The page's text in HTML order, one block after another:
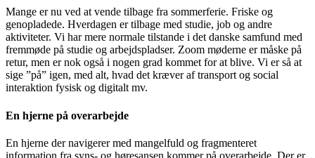
Mange er nu ved at vende tilbage fra sommerferie. Friske og
genopladede. Hverdagen er tilbage med studie, job og andre
aktiviteter. Vi har mere normale tilstande i det danske samfund med
fremmøde på studie og arbejdspladser. Zoom møderne er måske på
retur, men er nok også i nogen grad kommet for at blive. Vi er så at
sige ”på” igen, med alt, hvad det kræver af transport og social
interaktion fysisk og digitalt mv.
En hjerne på overarbejde
En hjerne der navigerer med mangelfuld og fragmenteret
information fra syns- og høresansen kommer på overarbejde. Der er